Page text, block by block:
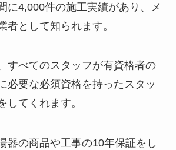
に4,000件の施工実績があり、メ
者として知られます。
すべてのスタッフが有資格者の
必要な必須資格を持ったスタッ
してくれます。
器の商品や工事の10年保証をし